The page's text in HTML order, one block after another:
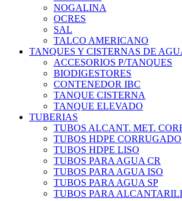
NOGALINA
OCRES
SAL
TALCO AMERICANO
TANQUES Y CISTERNAS DE
ACCESORIOS P/TANQUES
BIODIGESTORES
CONTENEDOR IBC
TANQUE CISTERNA
TANQUE ELEVADO
TUBERIAS
TUBOS ALCANT. MET.
TUBOS HDPE CORRUGADO
TUBOS HDPE LISO
TUBOS PARA AGUA CR
TUBOS PARA AGUA ISO
TUBOS PARA AGUA SP
TUBOS PARA